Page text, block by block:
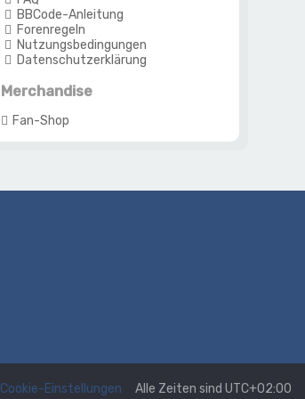
BBCode-Anleitung
Forenregeln
Nutzungsbedingungen
Datenschutzerklärung
Merchandise
Fan-Shop
Alle Zeiten sind UTC+02:00
Cookie-Einstellungen